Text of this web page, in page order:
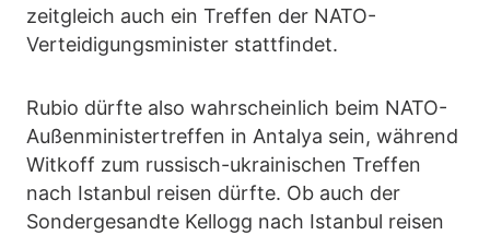
zeitgleich auch ein Treffen der NATO-
Verteidigungsminister stattfindet.
Rubio dürfte also wahrscheinlich beim NATO-
Außenministertreffen in Antalya sein, während
Witkoff zum russisch-ukrainischen Treffen
nach Istanbul reisen dürfte. Ob auch der
Sondergesandte Kellogg nach Istanbul reisen